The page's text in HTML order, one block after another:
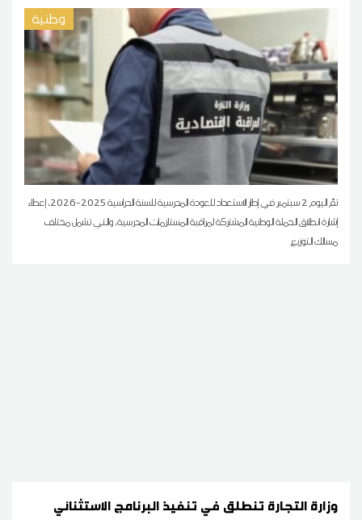
وطنية
تمّ اليوم 2 سبتمبر في إطار الاستعداد للعودة المدرسية للسنة الدراسية 2025-2026، إعطاء
إشارة انطلاق الحملة الوطنية المشتركة لمراقبة المستلزمات المدرسية، والتي تشمل مختلف
مسالك التوزيع
وزارة التجارة تنطلق في تنفيذ البرنامج الاستثنائي